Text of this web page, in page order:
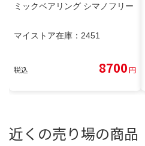
ミックベアリング シマノフリー
マイストア在庫： 2451
税込 8700円
近くの売り場の商品